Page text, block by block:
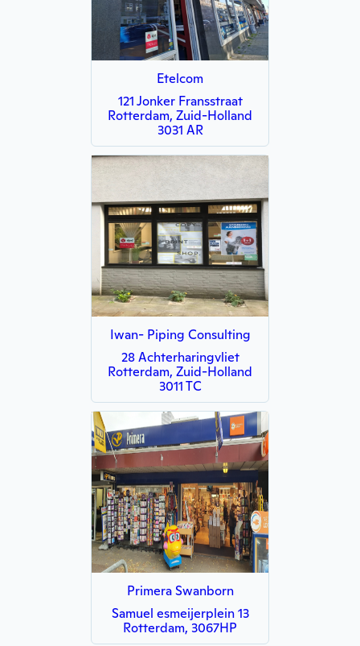
Etelcom
121 Jonker Fransstraat
Rotterdam, Zuid-Holland
3031 AR
Iwan- Piping Consulting
28 Achterharingvliet
Rotterdam, Zuid-Holland
3011 TC
Primera Swanborn
Samuel esmeijerplein 13
Rotterdam, 3067HP